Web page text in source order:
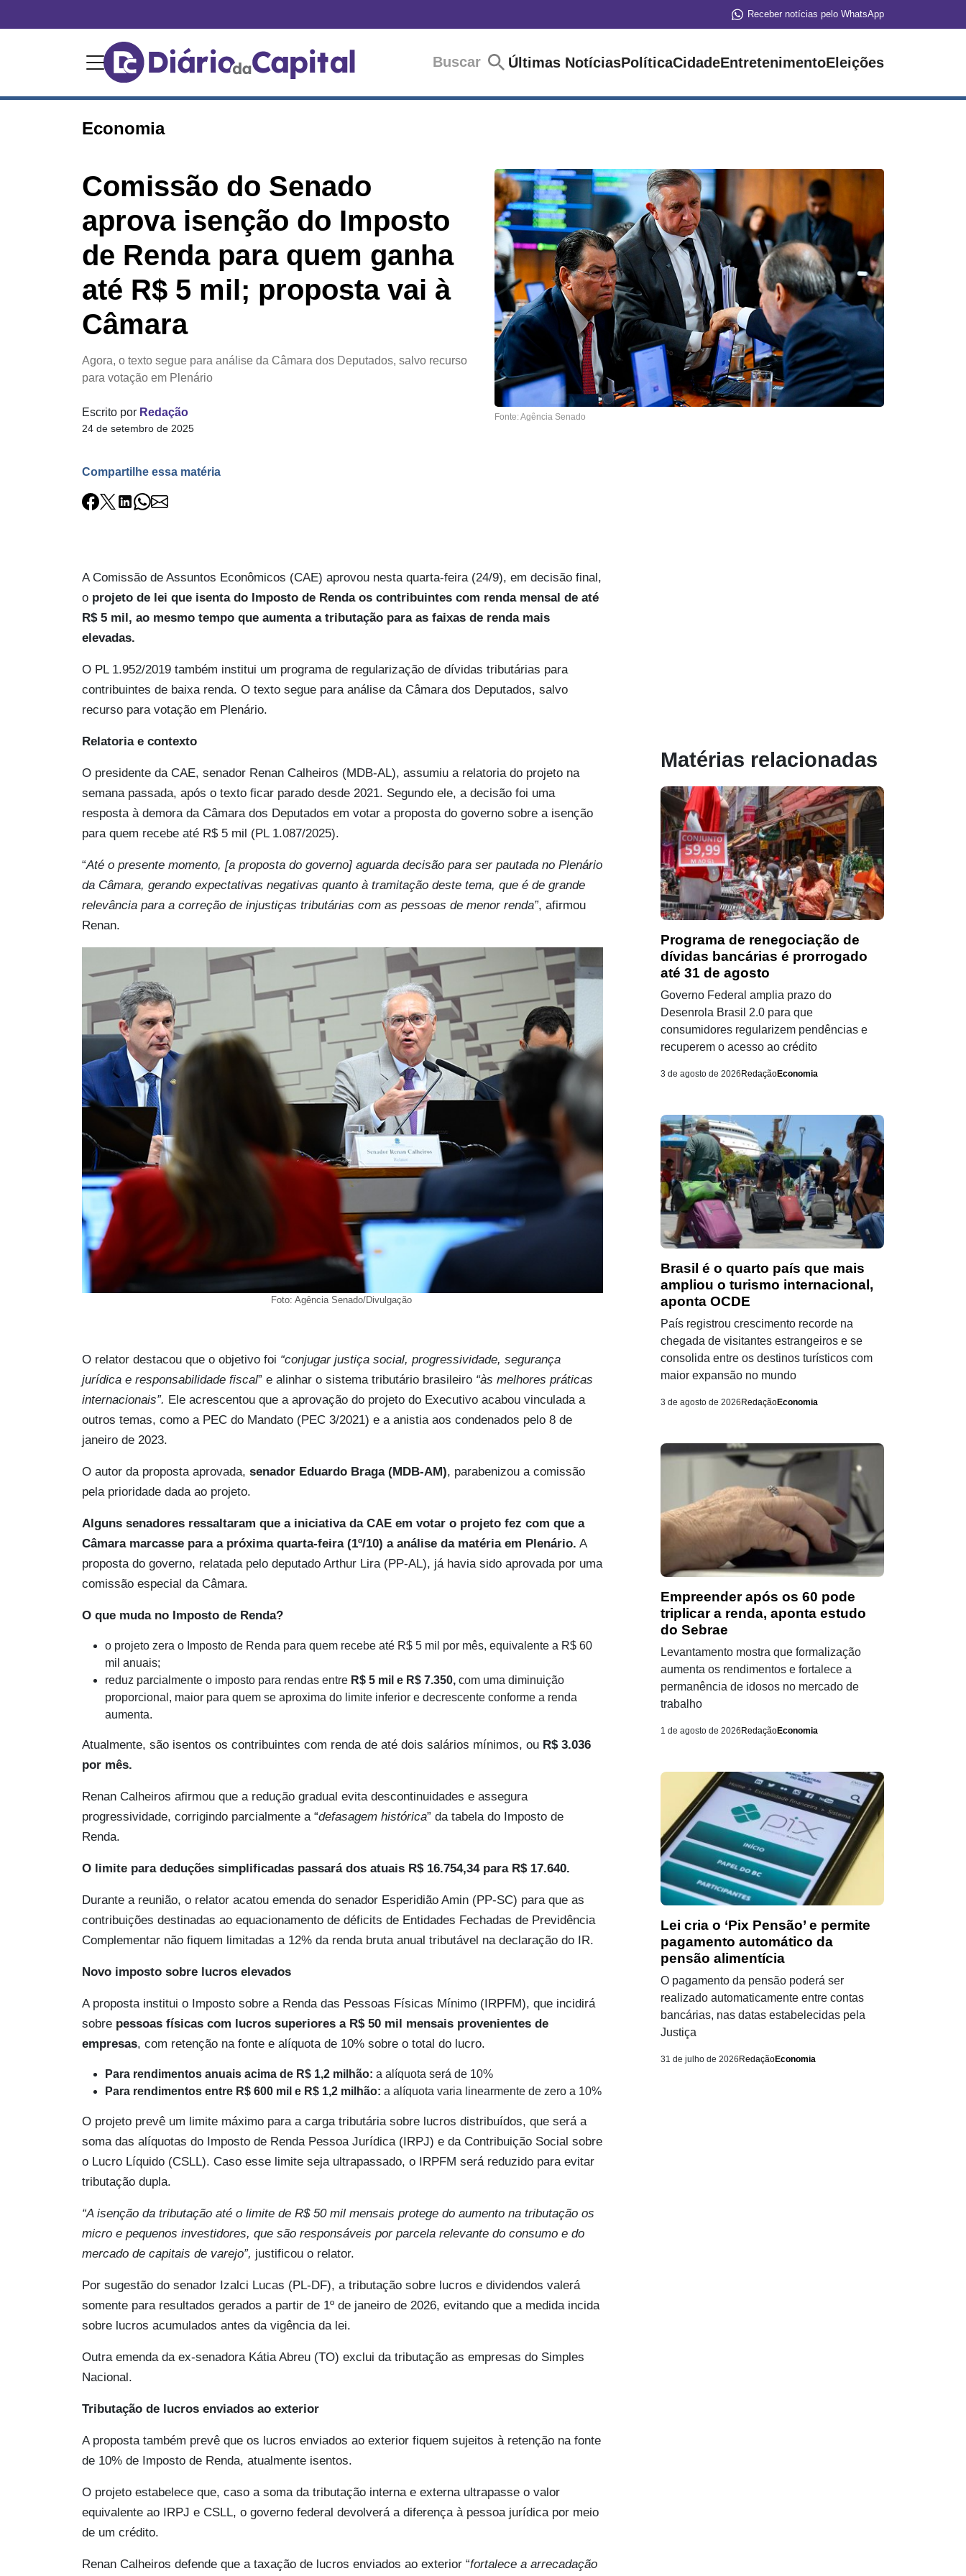
Receber notícias pelo WhatsApp
Buscar Últimas NotíciasPolíticaCidadeEntretenimentoEleições
Economia
Comissão do Senado
aprova isenção do Imposto
de Renda para quem ganha
até R$ 5 mil; proposta vai à
Câmara
Agora, o texto segue para análise da Câmara dos Deputados, salvo recurso
para votação em Plenário
Escrito por Redação
24 de setembro de 2025
Compartilhe essa matéria
Fonte: Agência Senado
A Comissão de Assuntos Econômicos (CAE) aprovou nesta quarta-feira (24/9), em decisão final,
o projeto de lei que isenta do Imposto de Renda os contribuintes com renda mensal de até
R$ 5 mil, ao mesmo tempo que aumenta a tributação para as faixas de renda mais
elevadas.
O PL 1.952/2019 também institui um programa de regularização de dívidas tributárias para
contribuintes de baixa renda. O texto segue para análise da Câmara dos Deputados, salvo
recurso para votação em Plenário.
Relatoria e contexto
O presidente da CAE, senador Renan Calheiros (MDB-AL), assumiu a relatoria do projeto na
semana passada, após o texto ficar parado desde 2021. Segundo ele, a decisão foi uma
resposta à demora da Câmara dos Deputados em votar a proposta do governo sobre a isenção
para quem recebe até R$ 5 mil (PL 1.087/2025).
“Até o presente momento, [a proposta do governo] aguarda decisão para ser pautada no Plenário
da Câmara, gerando expectativas negativas quanto à tramitação deste tema, que é de grande
relevância para a correção de injustiças tributárias com as pessoas de menor renda”, afirmou
Renan.
Foto: Agência Senado/Divulgação
O relator destacou que o objetivo foi “conjugar justiça social, progressividade, segurança
jurídica e responsabilidade fiscal” e alinhar o sistema tributário brasileiro “às melhores práticas
internacionais”. Ele acrescentou que a aprovação do projeto do Executivo acabou vinculada a
outros temas, como a PEC do Mandato (PEC 3/2021) e a anistia aos condenados pelo 8 de
janeiro de 2023.
O autor da proposta aprovada, senador Eduardo Braga (MDB-AM), parabenizou a comissão
pela prioridade dada ao projeto.
Alguns senadores ressaltaram que a iniciativa da CAE em votar o projeto fez com que a
Câmara marcasse para a próxima quarta-feira (1º/10) a análise da matéria em Plenário. A
proposta do governo, relatada pelo deputado Arthur Lira (PP-AL), já havia sido aprovada por uma
comissão especial da Câmara.
O que muda no Imposto de Renda?
o projeto zera o Imposto de Renda para quem recebe até R$ 5 mil por mês, equivalente a R$ 60
mil anuais;
reduz parcialmente o imposto para rendas entre R$ 5 mil e R$ 7.350, com uma diminuição
proporcional, maior para quem se aproxima do limite inferior e decrescente conforme a renda
aumenta.
Atualmente, são isentos os contribuintes com renda de até dois salários mínimos, ou R$ 3.036
por mês.
Renan Calheiros afirmou que a redução gradual evita descontinuidades e assegura
progressividade, corrigindo parcialmente a “defasagem histórica” da tabela do Imposto de
Renda.
O limite para deduções simplificadas passará dos atuais R$ 16.754,34 para R$ 17.640.
Durante a reunião, o relator acatou emenda do senador Esperidião Amin (PP-SC) para que as
contribuições destinadas ao equacionamento de déficits de Entidades Fechadas de Previdência
Complementar não fiquem limitadas a 12% da renda bruta anual tributável na declaração do IR.
Novo imposto sobre lucros elevados
A proposta institui o Imposto sobre a Renda das Pessoas Físicas Mínimo (IRPFM), que incidirá
sobre pessoas físicas com lucros superiores a R$ 50 mil mensais provenientes de
empresas, com retenção na fonte e alíquota de 10% sobre o total do lucro.
Para rendimentos anuais acima de R$ 1,2 milhão: a alíquota será de 10%
Para rendimentos entre R$ 600 mil e R$ 1,2 milhão: a alíquota varia linearmente de zero a 10%
O projeto prevê um limite máximo para a carga tributária sobre lucros distribuídos, que será a
soma das alíquotas do Imposto de Renda Pessoa Jurídica (IRPJ) e da Contribuição Social sobre
o Lucro Líquido (CSLL). Caso esse limite seja ultrapassado, o IRPFM será reduzido para evitar
tributação dupla.
“A isenção da tributação até o limite de R$ 50 mil mensais protege do aumento na tributação os
micro e pequenos investidores, que são responsáveis por parcela relevante do consumo e do
mercado de capitais de varejo”, justificou o relator.
Por sugestão do senador Izalci Lucas (PL-DF), a tributação sobre lucros e dividendos valerá
somente para resultados gerados a partir de 1º de janeiro de 2026, evitando que a medida incida
sobre lucros acumulados antes da vigência da lei.
Outra emenda da ex-senadora Kátia Abreu (TO) exclui da tributação as empresas do Simples
Nacional.
Tributação de lucros enviados ao exterior
A proposta também prevê que os lucros enviados ao exterior fiquem sujeitos à retenção na fonte
de 10% de Imposto de Renda, atualmente isentos.
O projeto estabelece que, caso a soma da tributação interna e externa ultrapasse o valor
equivalente ao IRPJ e CSLL, o governo federal devolverá a diferença à pessoa jurídica por meio
de um crédito.
Renan Calheiros defende que a taxação de lucros enviados ao exterior “fortalece a arrecadação
Matérias relacionadas
Programa de renegociação de
dívidas bancárias é prorrogado
até 31 de agosto
Governo Federal amplia prazo do
Desenrola Brasil 2.0 para que
consumidores regularizem pendências e
recuperem o acesso ao crédito
3 de agosto de 2026 RedaçãoEconomia
Brasil é o quarto país que mais
ampliou o turismo internacional,
aponta OCDE
País registrou crescimento recorde na
chegada de visitantes estrangeiros e se
consolida entre os destinos turísticos com
maior expansão no mundo
3 de agosto de 2026 RedaçãoEconomia
Empreender após os 60 pode
triplicar a renda, aponta estudo
do Sebrae
Levantamento mostra que formalização
aumenta os rendimentos e fortalece a
permanência de idosos no mercado de
trabalho
1 de agosto de 2026 RedaçãoEconomia
Lei cria o ‘Pix Pensão’ e permite
pagamento automático da
pensão alimentícia
O pagamento da pensão poderá ser
realizado automaticamente entre contas
bancárias, nas datas estabelecidas pela
Justiça
31 de julho de 2026 RedaçãoEconomia